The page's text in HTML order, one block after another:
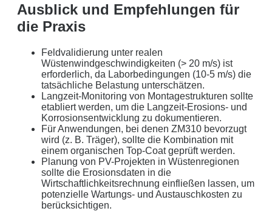
Ausblick und Empfehlungen für
die Praxis
Feldvalidierung unter realen
Wüstenwindgeschwindigkeiten (> 20 m/s) ist
erforderlich, da Laborbedingungen (10-5 m/s) die
tatsächliche Belastung unterschätzen.
Langzeit-Monitoring von Montagestrukturen sollte
etabliert werden, um die Langzeit-Erosions- und
Korrosionsentwicklung zu dokumentieren.
Für Anwendungen, bei denen ZM310 bevorzugt
wird (z. B. Träger), sollte die Kombination mit
einem organischen Top-Coat geprüft werden.
Planung von PV-Projekten in Wüstenregionen
sollte die Erosionsdaten in die
Wirtschaftlichkeitsrechnung einfließen lassen, um
potenzielle Wartungs- und Austauschkosten zu
berücksichtigen.